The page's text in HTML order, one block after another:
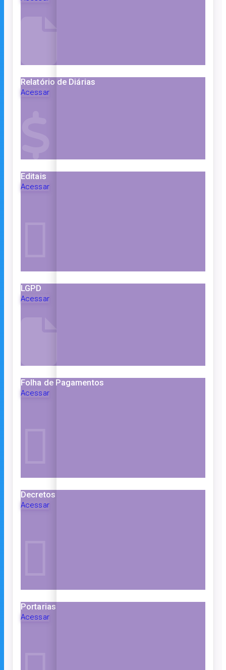
Relatório de Diárias
Acessar
Editais
Acessar
LGPD
Acessar
Folha de Pagamentos
Acessar
Decretos
Acessar
Portarias
Acessar